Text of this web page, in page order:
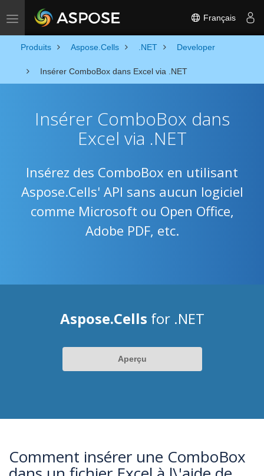
Toggle navigation Français
Produits Aspose.Cells .NET Developer
Insérer ComboBox dans Excel via .NET
Insérer ComboBox dans
Excel via .NET
Insérez des ComboBox en utilisant
Aspose.Cells' API sans aucun logiciel
comme Microsoft ou Open Office,
Adobe PDF, etc.
Aspose.Cells for .NET
Aperçu
Comment insérer une ComboBox